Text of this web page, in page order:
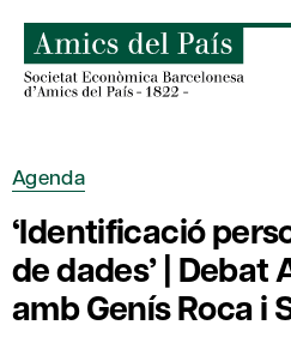
content
Agenda
‘Identificació
de dades’ | Debat
amb Genís Roca i